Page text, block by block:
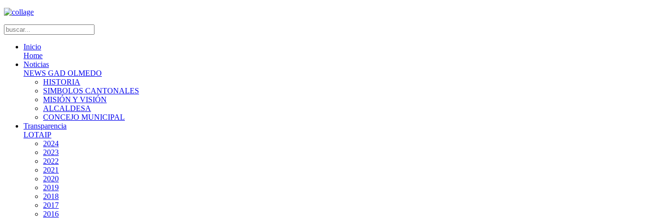
Inicio
Home
Noticias
NEWS GAD OLMEDO
HISTORIA
SIMBOLOS CANTONALES
MISIÓN Y VISIÓN
ALCALDESA
CONCEJO MUNICIPAL
Transparencia
LOTAIP
2024
2023
2022
2021
2020
2019
2018
2017
2016